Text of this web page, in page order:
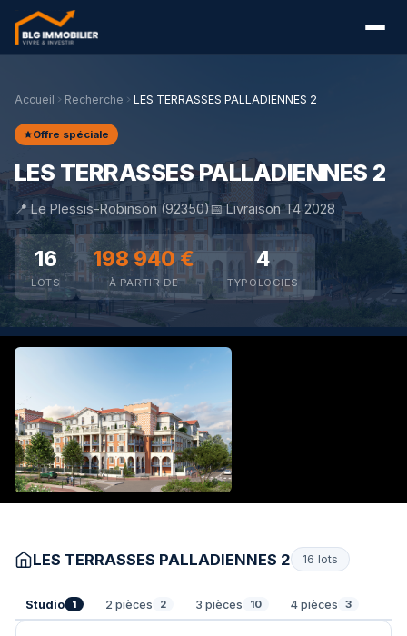
Accueil Recherche LES TERRASSES PALLADIENNES 2
Offre spéciale
LES TERRASSES PALLADIENNES 2
📍 Le Plessis-Robinson (92350)📅 Livraison T4 2028
16
LOTS
198 940 €
À PARTIR DE
4
TYPOLOGIES
LES TERRASSES PALLADIENNES 2 16 lots
Studio 1 2 pièces 2 3 pièces 10 4 pièces 3